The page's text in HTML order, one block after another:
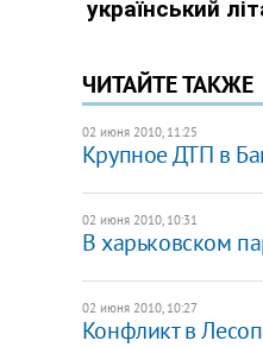
ЧИТАЙТЕ ТАКЖЕ
02 июня 2010, 11:25
Крупное ДТП в
02 июня 2010, 10:31
В харьковском
02 июня 2010, 10:27
Конфликт в